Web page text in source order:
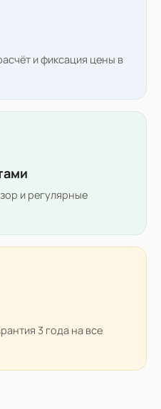
и фиксация цены в
и регулярные
3 года на все